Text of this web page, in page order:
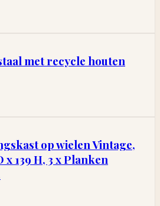
met recycle houten
op wielen Vintage,
x 139 H, 3 x Planken